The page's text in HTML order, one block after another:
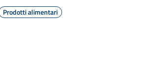
Prodotti alimentari